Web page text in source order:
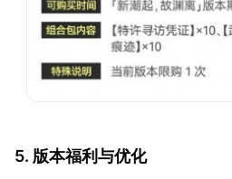
5. 版本福利与优化